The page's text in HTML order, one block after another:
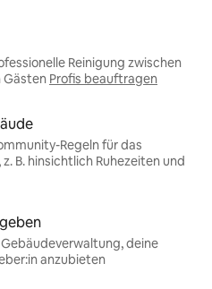
Reinigung zwischen
Gästen Profis beauftragen
Regeln für das
B. hinsichtlich Ruhezeiten und
deine
anzubieten